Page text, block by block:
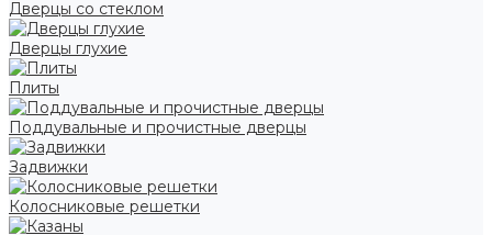
Дверцы со стеклом
Дверцы глухие
Плиты
Поддувальные и прочистные дверцы
Задвижки
Колосниковые решетки